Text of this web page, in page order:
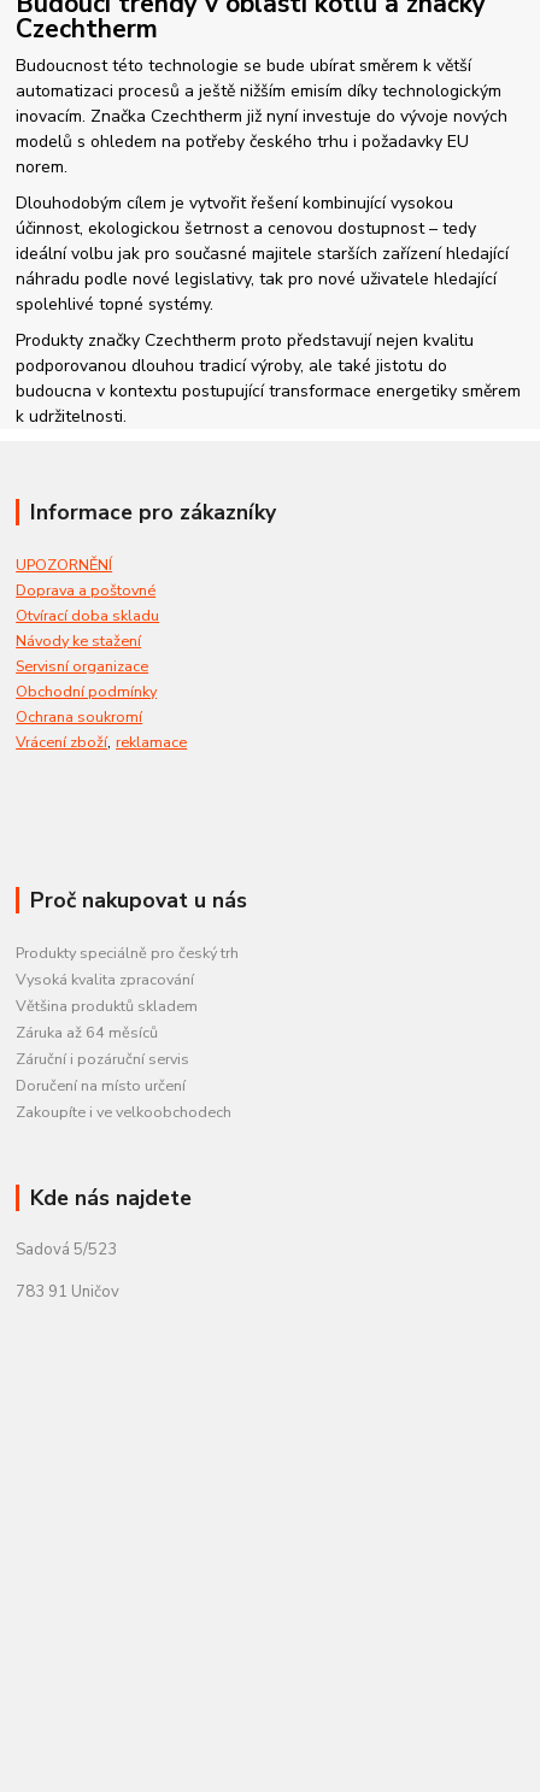
Czechtherm
Budoucnost této technologie se bude ubírat směrem k větší
automatizaci procesů a ještě nižším emisím díky technologickým
inovacím. Značka Czechtherm již nyní investuje do vývoje nových
modelů s ohledem na potřeby českého trhu i požadavky EU
norem.
Dlouhodobým cílem je vytvořit řešení kombinující vysokou
účinnost, ekologickou šetrnost a cenovou dostupnost – tedy
ideální volbu jak pro současné majitele starších zařízení hledající
náhradu podle nové legislativy, tak pro nové uživatele hledající
spolehlivé topné systémy.
Produkty značky Czechtherm proto představují nejen kvalitu
podporovanou dlouhou tradicí výroby, ale také jistotu do
budoucna v kontextu postupující transformace energetiky směrem
k udržitelnosti.
Informace pro zákazníky
UPOZORNĚNÍ
Doprava a poštovné
Otvírací doba skladu
Návody ke stažení
Servisní organizace
Obchodní podmínky
Ochrana soukromí
Vrácení zboží,reklamace
Proč nakupovat u nás
Produkty speciálně pro český trh
Vysoká kvalita zpracování
Většina produktů skladem
Záruka až 64 měsíců
Záruční i pozáruční servis
Doručení na místo určení
Zakoupíte i ve velkoobchodech
Kde nás najdete
Sadová 5/523
783 91 Uničov